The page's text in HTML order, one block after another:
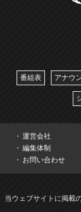
番組表 アナウ
運営会社
編集体制
お問い合わせ
当ウェブサイトに掲載